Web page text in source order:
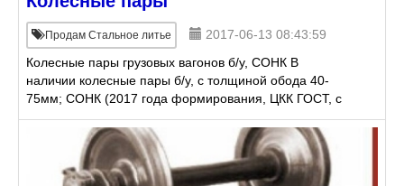
Продам Стальное литье
2017-06-13 08:43:59
Колесные пары грузовых вагонов б/у, СОНК В
наличии колесные пары б/у, с толщиной обода 40-
75мм; СОНК (2017 года формирования, ЦКК ГОСТ, с
буксовым узлом)